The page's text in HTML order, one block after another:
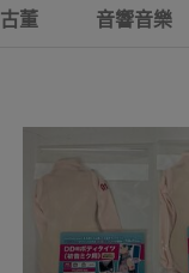
古董 音響音樂